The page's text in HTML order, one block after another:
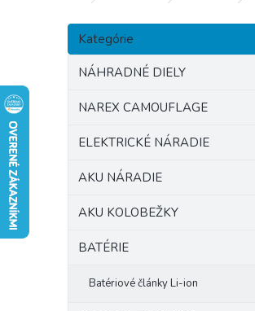
B
č
Preskočiť
kategórie
Kategórie
NÁHRADNÉ DIELY
NAREX CAMOUFLAGE
ELEKTRICKÉ NÁRADIE
AKU NÁRADIE
AKU KOLOBEŽKY
BATÉRIE
Batériové články Li-ion